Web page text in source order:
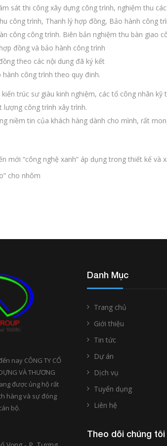
sát thi công xây dựng công trình, nghiệm thu
công trình, Thanh lý hợp đồng, Bảo hành công
công công trình. Biên bản nghiệm thu bàn giao
đồng và bảo hành công trình
theo các nội dung đã ký kết
công trình theo quy đinh.
trúc sư giàu kinh nghiệm, các tổ công nhân
công trình xây trình.
niềm tin của khách hàng dành cho mình, rất
mới “công nghệ xanh” áp dụng trong thiết kế và
cho nhôm
nay CÔNG TY CỔ
VÀ THƯƠNG
được ủng hộ rất
hàng và sự đóng
bộ.
Danh Mục
Trang chủ
Giới thiệu
Tin tức
Dự án
Dịch vụ
Tuyển dụng
Liên hệ
Theo dõi chúng tôi